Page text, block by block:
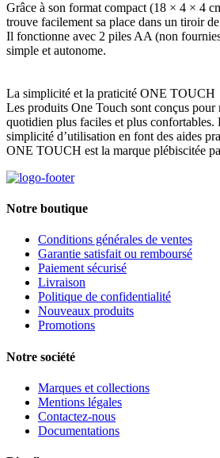
Grâce à son format compact (18 × 4 × 4
trouve facilement sa place dans un tiroir
Il fonctionne avec 2 piles AA (non
simple et autonome.
La simplicité et la praticité ONE TOUCH
Les produits One Touch sont conçus pour
quotidien plus faciles et plus
simplicité d’utilisation en font des aides
ONE TOUCH est la marque plébiscitée
Notre boutique
Conditions générales de ventes
Garantie satisfait ou remboursé
Paiement sécurisé
Livraison
Politique de confidentialité
Nouveaux produits
Promotions
Notre société
Marques et collections
Mentions légales
Contactez-nous
Documentations